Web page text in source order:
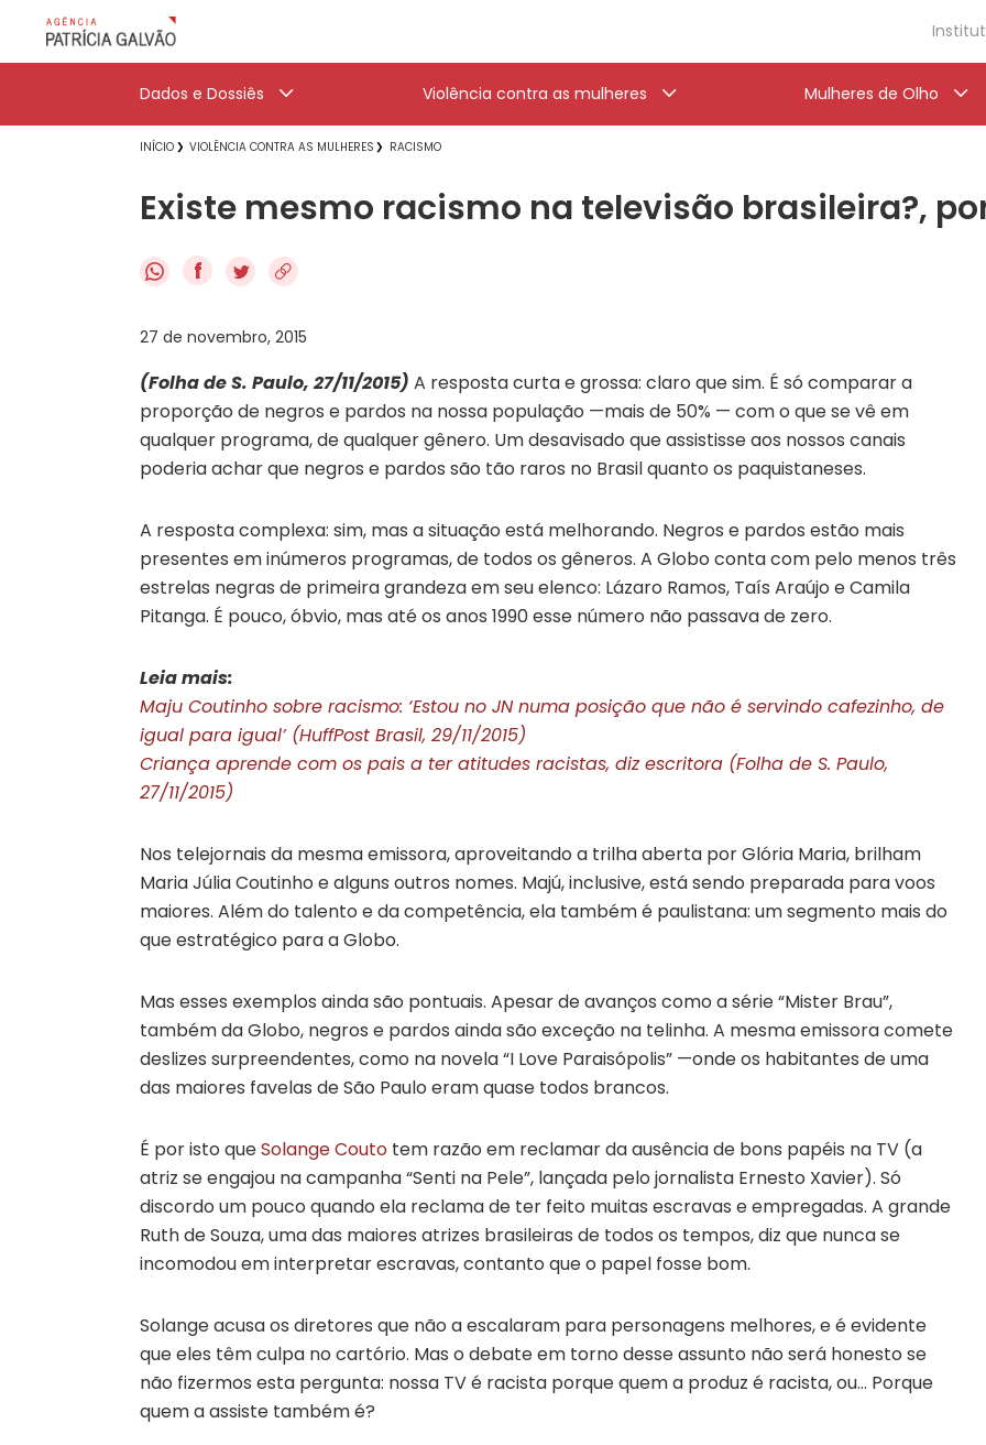
Dados e Dossiês Violência contra as mulheres Mulheres de Olho
INÍCIO VIOLÊNCIA CONTRA AS MULHERES RACISMO
Existe mesmo racismo na televisão brasileira?,
f
27 de novembro, 2015
(Folha de S. Paulo, 27/11/2015) A resposta curta e grossa: claro que sim. É só comparar a
proporção de negros e pardos na nossa população —mais de 50% — com o que se vê em
qualquer programa, de qualquer gênero. Um desavisado que assistisse aos nossos canais
poderia achar que negros e pardos são tão raros no Brasil quanto os paquistaneses.
A resposta complexa: sim, mas a situação está melhorando. Negros e pardos estão mais
presentes em inúmeros programas, de todos os gêneros. A Globo conta com pelo menos três
estrelas negras de primeira grandeza em seu elenco: Lázaro Ramos, Taís Araújo e Camila
Pitanga. É pouco, óbvio, mas até os anos 1990 esse número não passava de zero.
Leia mais:
Maju Coutinho sobre racismo: ‘Estou no JN numa posição que não é servindo cafezinho, de
igual para igual’ (HuffPost Brasil, 29/11/2015)
Criança aprende com os pais a ter atitudes racistas, diz escritora (Folha de S. Paulo,
27/11/2015)
Nos telejornais da mesma emissora, aproveitando a trilha aberta por Glória Maria, brilham
Maria Júlia Coutinho e alguns outros nomes. Majú, inclusive, está sendo preparada para voos
maiores. Além do talento e da competência, ela também é paulistana: um segmento mais do
que estratégico para a Globo.
Mas esses exemplos ainda são pontuais. Apesar de avanços como a série “Mister Brau”,
também da Globo, negros e pardos ainda são exceção na telinha. A mesma emissora comete
deslizes surpreendentes, como na novela “I Love Paraisópolis” —onde os habitantes de uma
das maiores favelas de São Paulo eram quase todos brancos.
É por isto queSolange Couto tem razão em reclamar da ausência de bons papéis na TV (a
atriz se engajou na campanha “Senti na Pele”, lançada pelo jornalista Ernesto Xavier). Só
discordo um pouco quando ela reclama de ter feito muitas escravas e empregadas. A grande
Ruth de Souza, uma das maiores atrizes brasileiras de todos os tempos, diz que nunca se
incomodou em interpretar escravas, contanto que o papel fosse bom.
Solange acusa os diretores que não a escalaram para personagens melhores, e é evidente
que eles têm culpa no cartório. Mas o debate em torno desse assunto não será honesto se
não fizermos esta pergunta: nossa TV é racista porque quem a produz é racista, ou… Porque
quem a assiste também é?